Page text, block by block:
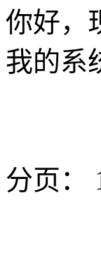
你好，
我的系
分页：